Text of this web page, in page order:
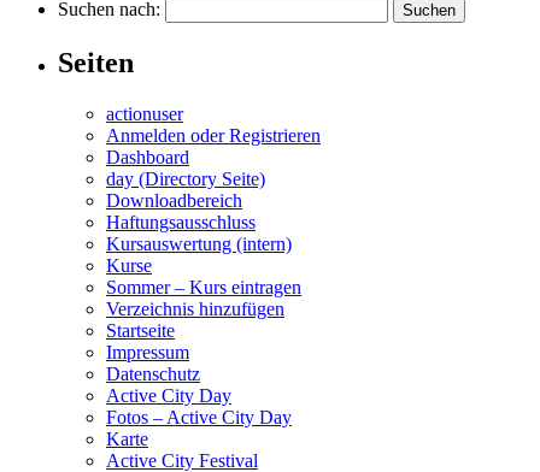
Suchen nach:
Seiten
actionuser
Anmelden oder Registrieren
Dashboard
day (Directory Seite)
Downloadbereich
Haftungsausschluss
Kursauswertung (intern)
Kurse
Sommer – Kurs eintragen
Verzeichnis hinzufügen
Startseite
Impressum
Datenschutz
Active City Day
Fotos – Active City Day
Karte
Active City Festival